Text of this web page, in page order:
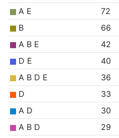
A E
72
B
66
A B E
42
D E
40
A B D E
36
D
33
A D
30
A B D
29